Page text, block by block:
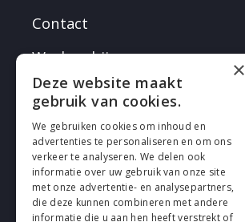
Contact
Werken bij
VOLG EN
×
Deze website maakt
gebruik van cookies.
We gebruiken cookies om inhoud en
advertenties te personaliseren en om ons
verkeer te analyseren. We delen ook
informatie over uw gebruik van onze site
met onze advertentie- en analysepartners,
die deze kunnen combineren met andere
informatie die u aan hen heeft verstrekt of